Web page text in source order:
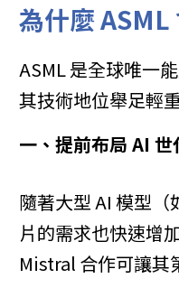
為什麼 ASML
ASML 是全球唯一
其技術地位舉足輕
一、提前布局 AI
隨著大型 AI 模型
片的需求也快速增
Mistral 合作可讓其